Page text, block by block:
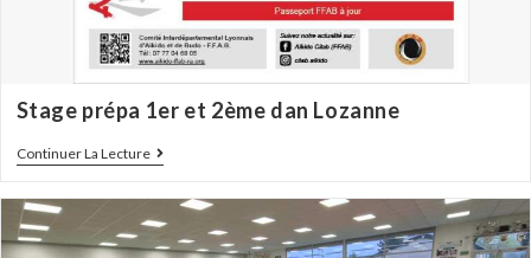
Stage prépa 1er et 2ème dan Lozanne
Continuer La Lecture